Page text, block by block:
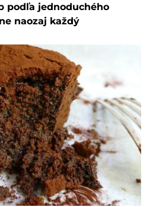
podľa jednoduchého
naozaj každý